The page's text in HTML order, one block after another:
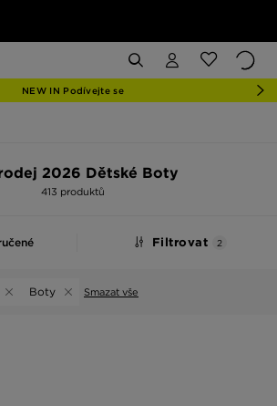
NEW IN Podívejte se
2026 Dětské Boty
413 produktů
Filtrovat 2
Boty Smazat vše